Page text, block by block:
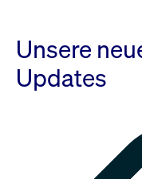
Unsere
Updates